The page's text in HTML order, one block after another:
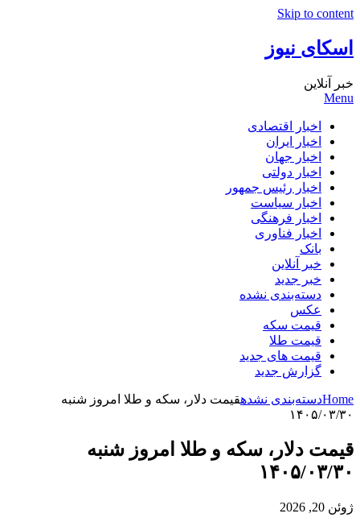
Skip to content
اسکای نیوز
خبر آنلاین
Menu
اخبار اقتصادی
اخبار ایران
اخبار جهان
اخبار دولتی
اخبار رئیس جمهور
اخبار سیاست
اخبار فرهنگی
اخبار فناوری
بانک
خبر آنلاین
خبر جدید
دسته‌بندی نشده
عکس
قیمت سکه
قیمت طلا
قیمت های جدید
گزارش جدید
Homeدسته‌بندی نشدهقیمت دلار، سکه و طلا امروز شنبه
۱۴۰۵/۰۳/۳۰
قیمت دلار، سکه و طلا امروز شنبه
۱۴۰۵/۰۳/۳۰
ژوئن 20, 2026